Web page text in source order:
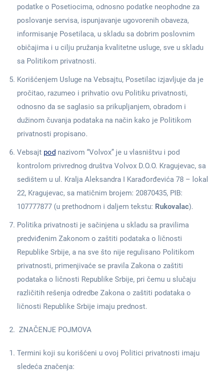
podatke o Posetiocima, odnosno podatke neophodne za
poslovanje servisa, ispunjavanje ugovorenih obaveza,
informisanje Posetilaca, u skladu sa dobrim poslovnim
običajima i u cilju pružanja kvalitetne usluge, sve u skladu
sa Politikom privatnosti.
Korišćenjem Usluge na Vebsajtu, Posetilac izjavljuje da je
pročitao, razumeo i prihvatio ovu Politiku privatnosti,
odnosno da se saglasio sa prikupljanjem, obradom i
dužinom čuvanja podataka na način kako je Politikom
privatnosti propisano.
Vebsajt pod nazivom “Volvox” je u vlasništvu i pod
kontrolom privrednog društva Volvox D.O.O. Kragujevac, sa
sedištem u ul. Kralja Aleksandra I Karađorđevića 78 – lokal
22, Kragujevac, sa matičnim brojem: 20870435, PIB:
107777877 (u prethodnom i daljem tekstu: Rukovalac).
Politika privatnosti je sačinjena u skladu sa pravilima
predviđenim Zakonom o zaštiti podataka o ličnosti
Republike Srbije, a na sve što nije regulisano Politikom
privatnosti, primenjivaće se pravila Zakona o zaštiti
podataka o ličnosti Republike Srbije, pri čemu u slučaju
različitih rešenja odredbe Zakona o zaštiti podataka o
ličnosti Republike Srbije imaju prednost.
ZNAČENJE POJMOVA
Termini koji su korišćeni u ovoj Politici privatnosti imaju
sledeća značenja: